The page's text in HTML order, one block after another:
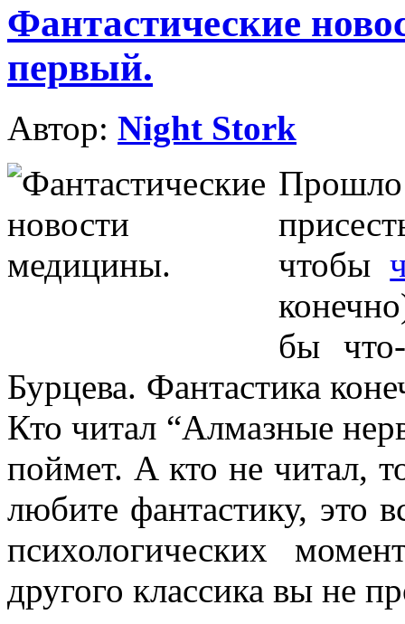
Фантастические
первый.
Автор: Night Stork
Прошло
чтобы
бы
Бурцева. Фантастика
Кто читал “Алмазные
поймет. А кто не читал,
любите фантастику, это
психологических
другого классика вы не